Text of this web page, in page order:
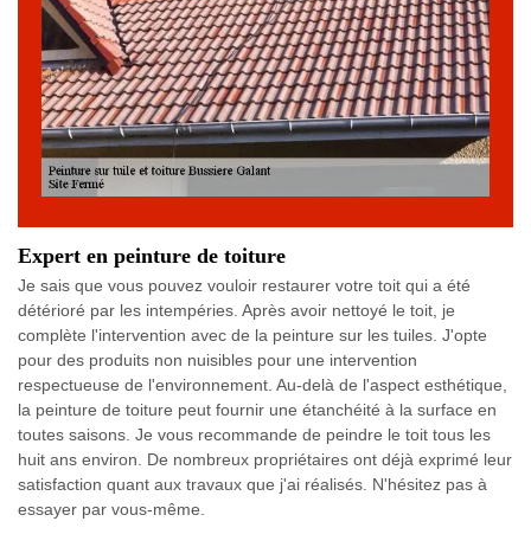
Expert en peinture de toiture
Je sais que vous pouvez vouloir restaurer votre toit qui a été
détérioré par les intempéries. Après avoir nettoyé le toit, je
complète l'intervention avec de la peinture sur les tuiles. J'opte
pour des produits non nuisibles pour une intervention
respectueuse de l'environnement. Au-delà de l'aspect esthétique,
la peinture de toiture peut fournir une étanchéité à la surface en
toutes saisons. Je vous recommande de peindre le toit tous les
huit ans environ. De nombreux propriétaires ont déjà exprimé leur
satisfaction quant aux travaux que j'ai réalisés. N'hésitez pas à
essayer par vous-même.